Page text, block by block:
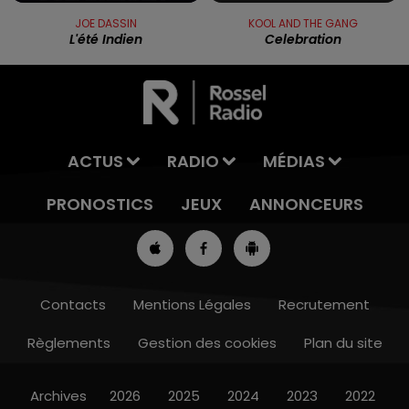
8h00 - 10h00
JOE DASSIN
L'été Indien
KOOL AND THE GANG
Celebration
ACTUS RADIO
MÉDIAS
PRONOSTICS
JEUX ANNONCEURS
Contacts Mentions Légales
Recrutement
Règlements
Gestion des cookies Plan du site
Archives 2026 2025 2024 2023 2022